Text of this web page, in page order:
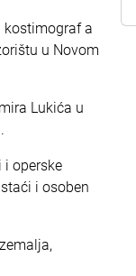
kostimograf a
u Novom
Lukića u
i operske
i osoben